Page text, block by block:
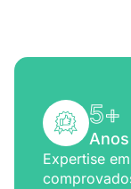
5+
Expertise